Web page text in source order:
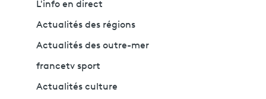
L'info en direct
Actualités des régions
Actualités des outre-mer
francetv sport
Actualités culture